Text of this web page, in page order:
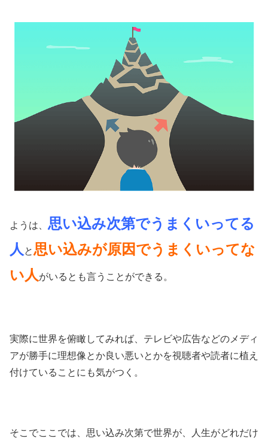
ようは、 思い込み次第でうまくいってる
人 と 思い込みが原因でうまくいってな
い人 がいるとも言うことができる。
実際に世界を俯瞰してみれば、テレビや広告などのメディ
アが勝手に理想像とか良い悪いとかを視聴者や読者に植え
付けていることにも気がつく。
そこでここでは、思い込み次第で世界が、人生がどれだけ